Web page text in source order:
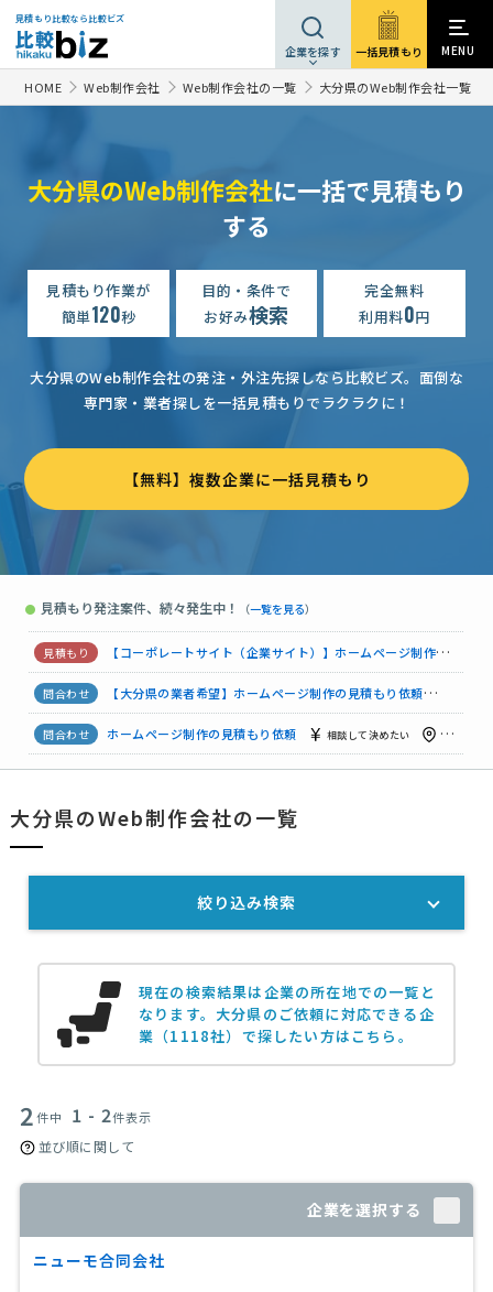
見積もり比較なら比較ビズ
企業を探す 一括見積もり MENU
HOME Web制作会社 Web制作会社の一覧 大分県のWeb制作会社一覧
大分県のWeb制作会社に一括で見積もり
する
見積もり作業が
簡単120秒
目的・条件で
お好み検索
完全無料
利用料0円
大分県のWeb制作会社の発注・外注先探しなら比較ビズ。 面倒な
専門家・業者探しを一括見積もりでラクラクに！
【無料】複数企業に一括見積もり
● 見積もり発注案件、続々発生中！ （一覧を見る）
ホームページ制作の見積もり依頼 相談して決めたい 大分県
【大分県の業者希望】ホームページ制作の見積もり依頼
ホームページ制作の見積もり依頼 相談して決めたい
ホームページ制作の見積もり依頼 7万円まで
【コーポレートサイト（企業サイト）】ホームページ制作の見積もり依頼
ホームページ制作の見積もり依頼 15万円まで 大分県
【整体院のホームページ】制作の見積もり依頼
ホームページ制作の見積もり依頼 予算上限なし 大分県
ホームページ制作の見積もり依頼
【コーポレートサイト（企業サイト）】ホームページ制作の見積もり依頼
【大分県の業者希望】ホームページ制作の見積もり依頼
ホームページ制作の見積もり依頼 相談して決めたい 大分県
ホームページ制作の見積もり依頼
【コーポレートサイト（企業サイト）】ホームページ制作の見積もり依頼
大分県のWeb制作会社の一覧
現在の検索結果は企業の所在地での一覧と
なります。 大分県のご依頼に対応できる企
業（1118社）で探したい方はこちら。
2件中 1 - 2件表示
並び順に関して
企業を選択する
ニューモ合同会社
絞り込み検索